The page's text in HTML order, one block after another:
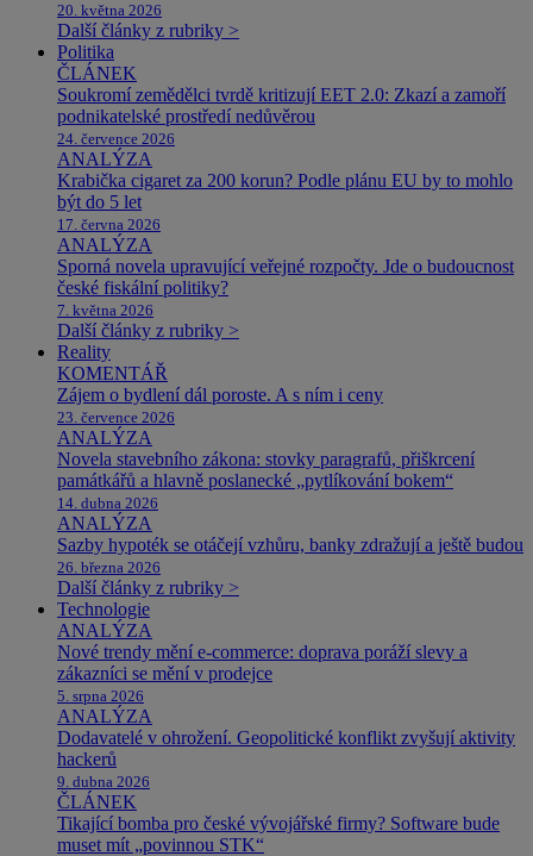
20. května 2026
Další články z rubriky >
Politika
ČLÁNEK
Soukromí zemědělci tvrdě kritizují EET 2.0: Zkazí a zamoří
podnikatelské prostředí nedůvěrou
24. července 2026
ANALÝZA
Krabička cigaret za 200 korun? Podle plánu EU by to mohlo
být do 5 let
17. června 2026
ANALÝZA
Sporná novela upravující veřejné rozpočty. Jde o budoucnost
české fiskální politiky?
7. května 2026
Další články z rubriky >
Reality
KOMENTÁŘ
Zájem o bydlení dál poroste. A s ním i ceny
23. července 2026
ANALÝZA
Novela stavebního zákona: stovky paragrafů, přiškrcení
památkářů a hlavně poslanecké „pytlíkování bokem“
14. dubna 2026
ANALÝZA
Sazby hypoték se otáčejí vzhůru, banky zdražují a ještě budou
26. března 2026
Další články z rubriky >
Technologie
ANALÝZA
Nové trendy mění e-commerce: doprava poráží slevy a
zákazníci se mění v prodejce
5. srpna 2026
ANALÝZA
Dodavatelé v ohrožení. Geopolitické konflikt zvyšují aktivity
hackerů
9. dubna 2026
ČLÁNEK
Tikající bomba pro české vývojářské firmy? Software bude
muset mít „povinnou STK“